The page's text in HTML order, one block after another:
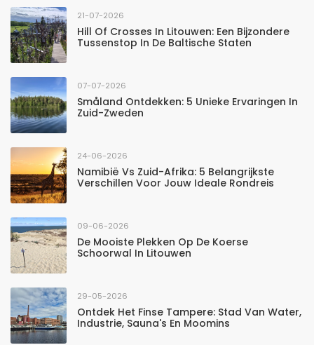
21-07-2026
Hill Of Crosses In Litouwen: Een Bijzondere
Tussenstop In De Baltische Staten
07-07-2026
Småland Ontdekken: 5 Unieke Ervaringen In
Zuid-Zweden
24-06-2026
Namibië Vs Zuid-Afrika: 5 Belangrijkste
Verschillen Voor Jouw Ideale Rondreis
09-06-2026
De Mooiste Plekken Op De Koerse
Schoorwal In Litouwen
29-05-2026
Ontdek Het Finse Tampere: Stad Van Water,
Industrie, Sauna's En Moomins